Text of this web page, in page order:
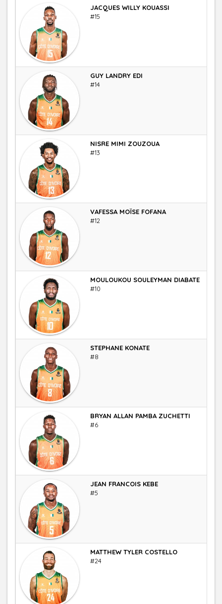
JACQUES WILLY KOUASSI
#15
GUY LANDRY EDI
#14
NISRE MIMI ZOUZOUA
#13
VAFESSA MOÏSE FOFANA
#12
MOULOUKOU SOULEYMAN DIABATE
#10
STEPHANE KONATE
#8
BRYAN ALLAN PAMBA ZUCHETTI
#6
JEAN FRANCOIS KEBE
#5
MATTHEW TYLER COSTELLO
#24